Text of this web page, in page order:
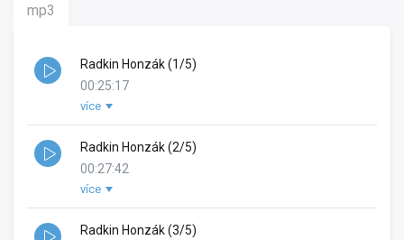
mp3
Radkin Honzák (1/5)
00:25:17
Účastník besedy:
Zvukový mistr:Ladislav Čurda
Práva výrobce:Český rozhlas
Autor rozhlasového pořadu:
Rok vydání:
Rok nahrávky:2019
více
Radkin Honzák (2/5)
00:27:42
Účastník besedy:
Zvukový mistr:Ladislav Čurda
Práva výrobce:Český rozhlas
více
Radkin Honzák (3/5)